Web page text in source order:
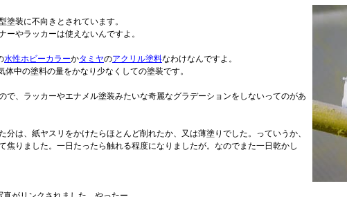
装に不向きとされています。
やラッカーは使えないんですよ。
水性ホビーカラーかタミヤのアクリル塗料なわけなんですよ。
中の塗料の量をかなり少なくしての塗装です。
で、ラッカーやエナメル塗装みたいな奇麗なグラデーションをしないってのがあ
は、紙ヤスリをかけたらほとんど削れたか、又は薄塗りでした。っていうか、
りました。一日たったら触れる程度になりましたが。なのでまた一日乾かし